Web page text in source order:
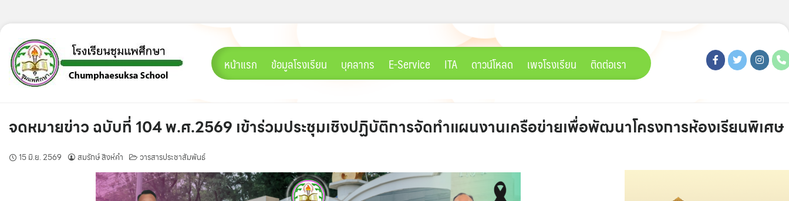
content
หน้าแรก ข้อมูลโรงเรียน บุคลากร E-Service ITA ดาวน์โหลด เพจโรงเรียน ติดต่อเรา
จดหมายข่าว ฉบับที่ 104 พ.ศ.2569 เข้าร่วมประชุมเชิงปฏิบัติการจัดทำแผนงานเครือข่ายเพื่อพัฒนาโครงการห้องเรียนพิเศษ
15 มิ.ย. 2569 สมรักษ์ สิงห์คำ วารสารประชาสัมพันธ์